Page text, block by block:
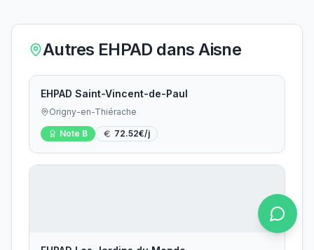
Autres EHPAD dansAisne
EHPAD Saint-Vincent-de-Paul
Origny-en-Thiérache
Note B 72.52€/j